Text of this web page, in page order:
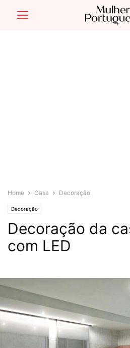
Home Casa Decoração
Decoração
Decoração da
com LED